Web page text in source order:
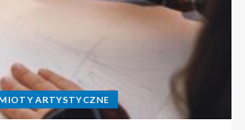
ARTYSTYCZNE